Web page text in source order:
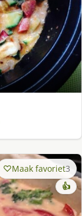
Maak favoriet3
👍